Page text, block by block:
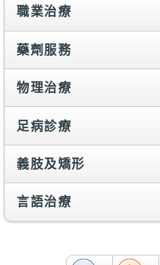
職業治療
藥劑服務
物理治療
足病診療
義肢及矯形
言語治療